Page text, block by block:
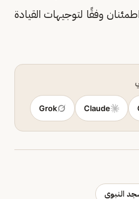
وفقًا لتوجيهات القيادة
Claude
Grok
النبوي